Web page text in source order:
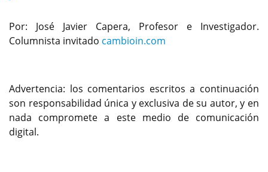
Por: José Javier Capera, Profesor e Investigador.
Columnista invitado cambioin.com
Advertencia: los comentarios escritos a continuación
son responsabilidad única y exclusiva de su autor, y en
nada compromete a este medio de comunicación
digital.